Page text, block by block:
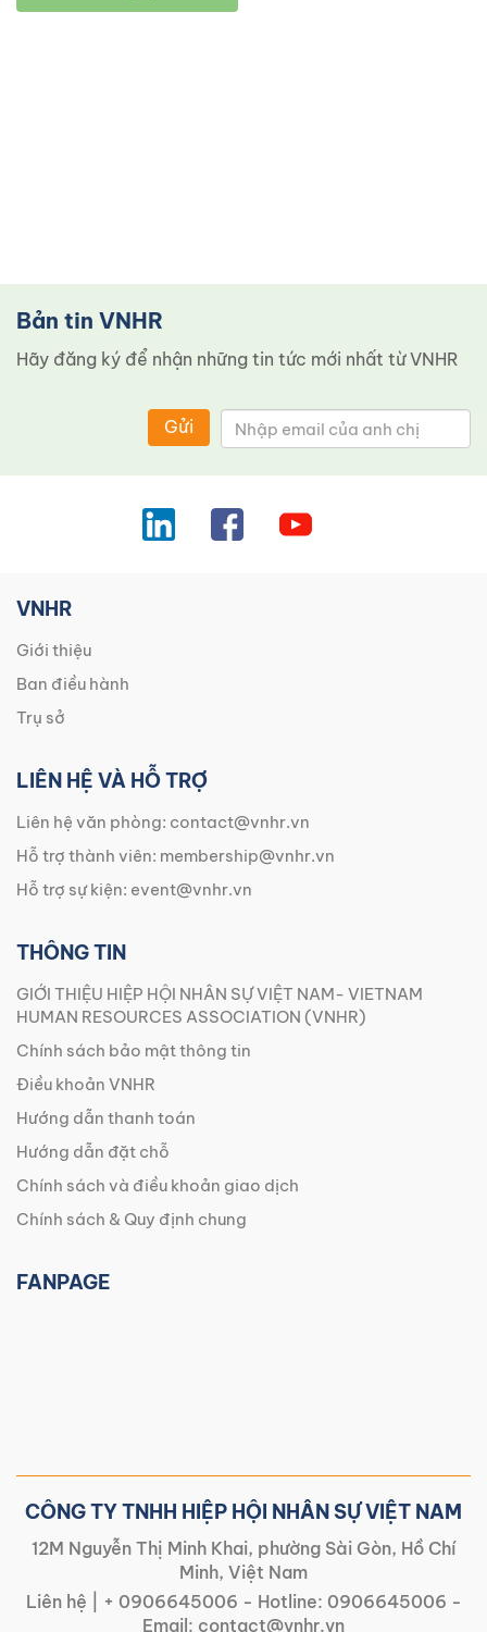
Bản tin VNHR
Hãy đăng ký để nhận những tin tức mới nhất từ ​​VNHR
Gửi
VNHR
Giới thiệu
Ban điều hành
Trụ sở
LIÊN HỆ VÀ HỖ TRỢ
Liên hệ văn phòng: contact@vnhr.vn
Hỗ trợ thành viên: membership@vnhr.vn
Hỗ trợ sự kiện: event@vnhr.vn
THÔNG TIN
GIỚI THIỆU HIỆP HỘI NHÂN SỰ VIỆT NAM- VIETNAM
HUMAN RESOURCES ASSOCIATION (VNHR)
Chính sách bảo mật thông tin
Điều khoản VNHR
Hướng dẫn thanh toán
Hướng dẫn đặt chỗ
Chính sách và điều khoản giao dịch
Chính sách & Quy định chung
FANPAGE
CÔNG TY TNHH HIỆP HỘI NHÂN SỰ VIỆT NAM
12M Nguyễn Thị Minh Khai, phường Sài Gòn, Hồ Chí
Minh, Việt Nam
Liên hệ |
+ 0906645006 - Hotline: 0906645006 -
Email: contact@vnhr.vn